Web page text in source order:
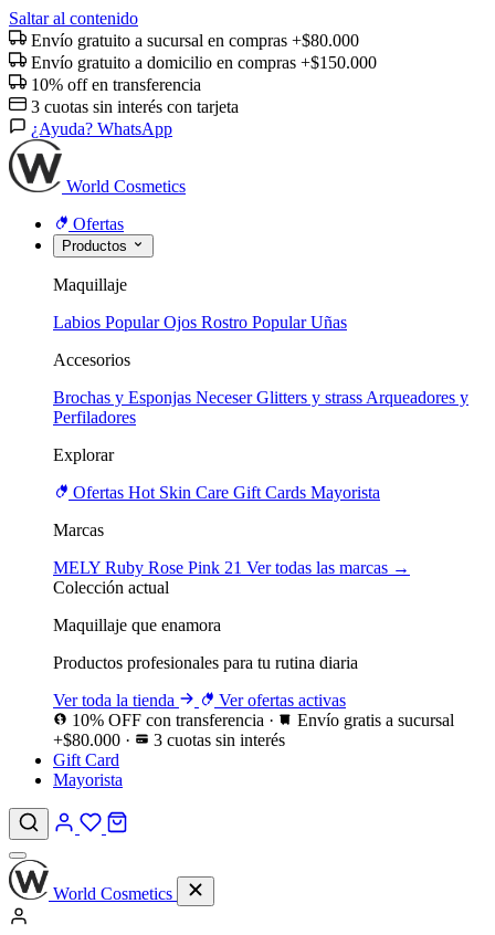
Saltar al contenido
Envío gratuito a sucursal en compras +$80.000
Envío gratuito a domicilio en compras +$150.000
10% off en transferencia
3 cuotas sin interés con tarjeta
¿Ayuda? WhatsApp
World Cosmetics
Ofertas
Productos
Maquillaje
Labios Popular Ojos Rostro Popular Uñas
Accesorios
Brochas y Esponjas NeceserGlitters y strass Arqueadores y
Perfiladores
Explorar
Ofertas Hot Skin Care Gift Cards Mayorista
Marcas
MELY Ruby Rose Pink 21 Ver todas las marcas →
Colección actual
Maquillaje que enamora
Productos profesionales para tu rutina diaria
Ver toda la tienda
Ver ofertas activas
10% OFF con transferencia ·
Envío gratis a sucursal
+$80.000 ·
3 cuotas sin interés
Gift Card
Mayorista
World Cosmetics